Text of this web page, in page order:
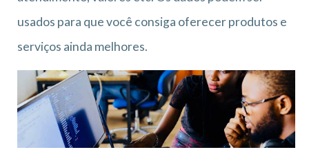
usados para que você consiga oferecer produtos e
serviços ainda melhores.